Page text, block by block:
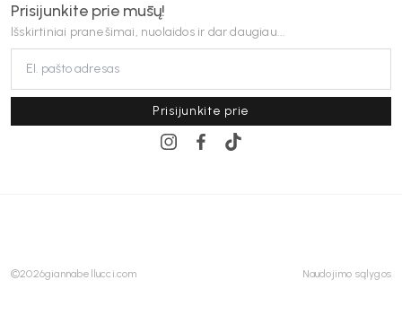
Prisijunkite prie mūsų!
Išskirtiniai pranešimai, nuolaidos ir dar daugiau...
Prisijunkite prie
©2026giannabellucci.com Naudojimo sąlygos